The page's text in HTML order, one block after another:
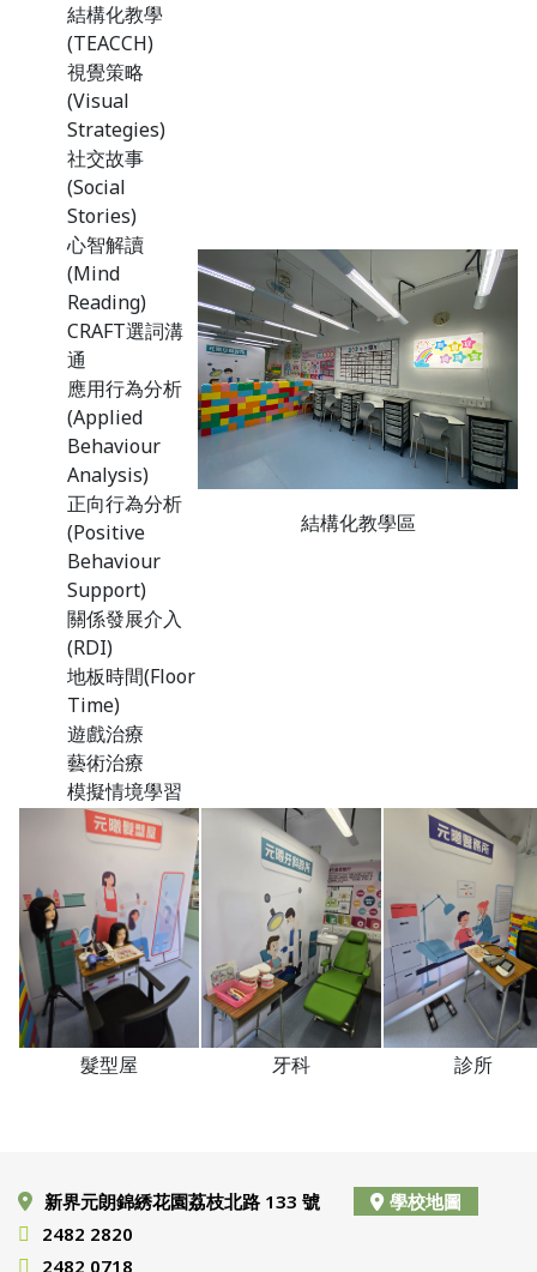
結構化教學
(TEACCH)
視覺策略
(Visual
Strategies)
社交故事
(Social
Stories)
心智解讀
(Mind
Reading)
CRAFT選詞溝
通
應用行為分析
(Applied
Behaviour
Analysis)
正向行為分析
(Positive
Behaviour
Support)
關係發展介入
(RDI)
地板時間(Floor
Time)
遊戲治療
藝術治療
模擬情境學習
結構化教學區
髮型屋 牙科 診所
新界元朗錦綉花園荔枝北路 133 號
學校地圖
2482 2820
2482 0718